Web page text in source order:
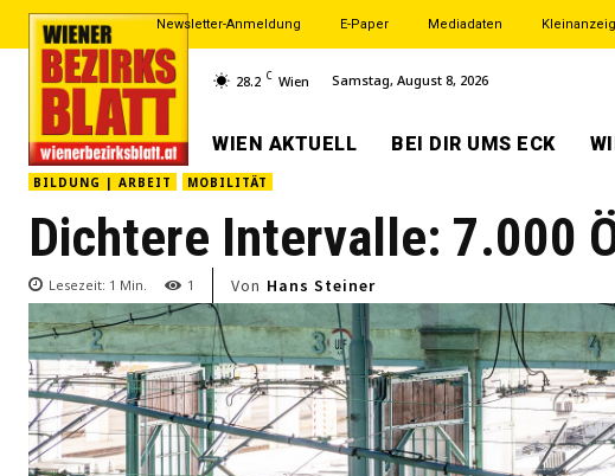
Newsletter-Anmeldung E-Paper Mediadaten
28.2 C Wien Samstag, August 8, 2026
WIEN AKTUELL BEI DIR UMS ECK
BILDUNG | ARBEIT MOBILITÄT
Dichtere Intervalle: 7.000
Lesezeit: 1 Min. 1 Von Hans Steiner